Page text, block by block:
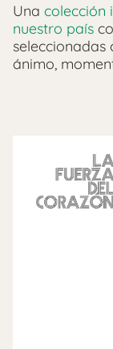
Una colección
nuestro país
seleccionadas
ánimo,